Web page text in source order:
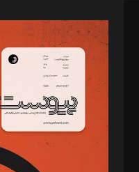
مدیر مسئول: محمدباقر
سردبیر: مهرک محمودی
دبیر تحریریه: میثم قاسمی
د‌بیر ناداستان: سمانه سمیع
د‌بیر خدمت و تجارت: ابوالفضل
د‌بیر حقوق فناوری:
د‌بیر پیوست جهان: مینا پاکدل
د‌بیر تحریریه آنلاین: بابک نقاش